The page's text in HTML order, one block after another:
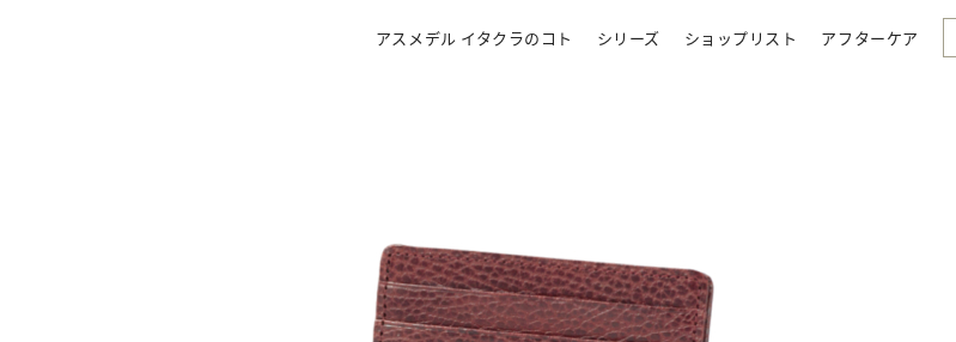
アスメデル イタクラのコト シリーズ ショップリスト アフターケア